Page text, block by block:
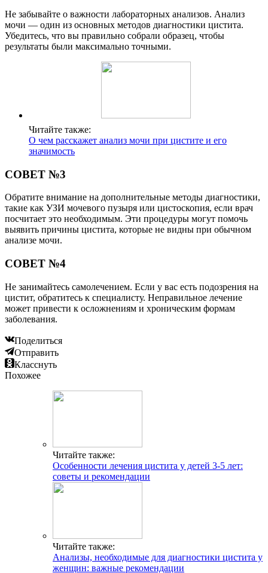
Не забывайте о важности лабораторных анализов. Анализ
мочи — один из основных методов диагностики цистита.
Убедитесь, что вы правильно собрали образец, чтобы
результаты были максимально точными.
Читайте также:
О чем расскажет анализ мочи при цистите и его
значимость
СОВЕТ №3
Обратите внимание на дополнительные методы диагностики,
такие как УЗИ мочевого пузыря или цистоскопия, если врач
посчитает это необходимым. Эти процедуры могут помочь
выявить причины цистита, которые не видны при обычном
анализе мочи.
СОВЕТ №4
Не занимайтесь самолечением. Если у вас есть подозрения на
цистит, обратитесь к специалисту. Неправильное лечение
может привести к осложнениям и хроническим формам
заболевания.
Поделиться
Отправить
Класснуть
Похожее
Читайте также:
Особенности лечения цистита у детей 3-5 лет:
советы и рекомендации
Читайте также:
Анализы, необходимые для диагностики цистита у
женщин: важные рекомендации